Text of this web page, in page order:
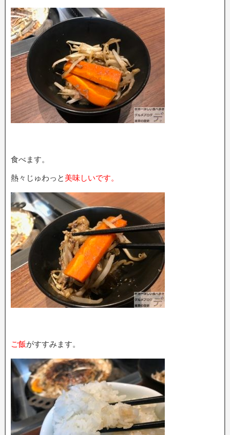
食べます。
熱々じゅわっと 美味しいです。
ご飯がすすみます。